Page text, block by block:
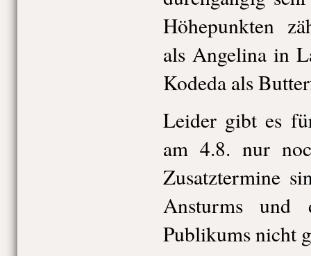
Höhepunkten
als Angelina in
Kodeda als
Leider gibt es
am 4.8. nur
Zusatztermine
Ansturms und
Publikums nicht